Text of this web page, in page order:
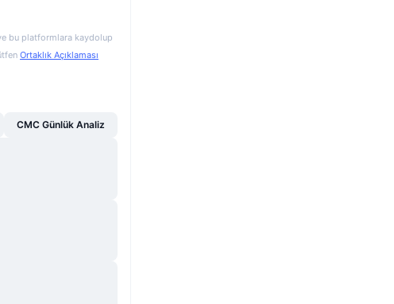
bu platformlara kaydolup
Ortaklık Açıklaması
CMC Günlük Analiz